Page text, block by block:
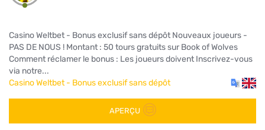
Casino Weltbet - Bonus exclusif sans dépôt Nouveaux joueurs -
PAS DE NOUS ! Montant : 50 tours gratuits sur Book of Wolves
Comment réclamer le bonus : Les joueurs doivent Inscrivez-vous
via notre...
Casino Weltbet - Bonus exclusif sans dépôt
APERÇU